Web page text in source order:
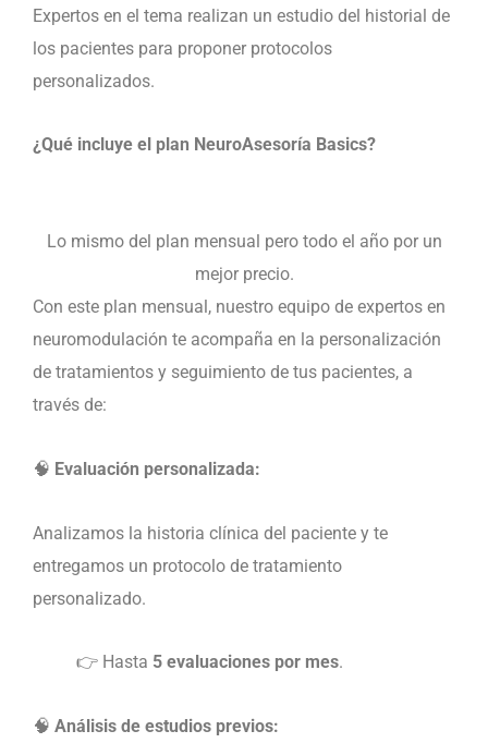
Expertos en el tema realizan un estudio del historial de
los pacientes para proponer protocolos
personalizados.
¿Qué incluye el plan NeuroAsesoría Basics?
Lo mismo del plan mensual pero todo el año por un
mejor precio.
Con este plan mensual, nuestro equipo de expertos en
neuromodulación te acompaña en la personalización
de tratamientos y seguimiento de tus pacientes, a
través de:
🧠 Evaluación personalizada:
Analizamos la historia clínica del paciente y te
entregamos un protocolo de tratamiento
personalizado.
👉 Hasta 5 evaluaciones por mes.
🧠 Análisis de estudios previos: